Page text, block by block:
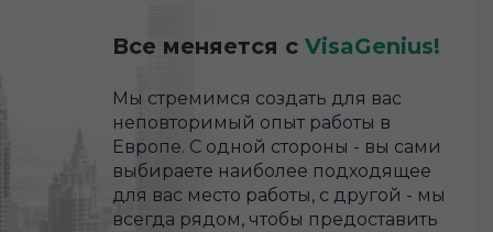
Все меняется с VisaGenius!
Мы стремимся создать для вас
неповторимый опыт работы в
Европе. С одной стороны - вы сами
выбираете наиболее подходящее
для вас место работы, с другой - мы
всегда рядом, чтобы предоставить